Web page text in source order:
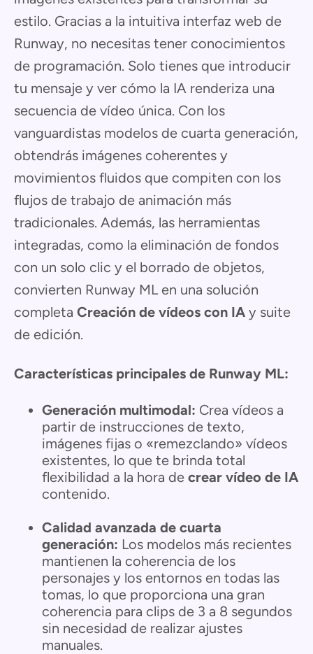
estilo. Gracias a la intuitiva interfaz web de
Runway, no necesitas tener conocimientos
de programación. Solo tienes que introducir
tu mensaje y ver cómo la IA renderiza una
secuencia de vídeo única. Con los
vanguardistas modelos de cuarta generación,
obtendrás imágenes coherentes y
movimientos fluidos que compiten con los
flujos de trabajo de animación más
tradicionales. Además, las herramientas
integradas, como la eliminación de fondos
con un solo clic y el borrado de objetos,
convierten Runway ML en una solución
completa Creación de vídeos con IA y suite
de edición.
Características principales de Runway ML:
Generación multimodal: Crea vídeos a
partir de instrucciones de texto,
imágenes fijas o «remezclando» vídeos
existentes, lo que te brinda total
flexibilidad a la hora de crear vídeo de IA
contenido.
Calidad avanzada de cuarta
generación: Los modelos más recientes
mantienen la coherencia de los
personajes y los entornos en todas las
tomas, lo que proporciona una gran
coherencia para clips de 3 a 8 segundos
sin necesidad de realizar ajustes
manuales.